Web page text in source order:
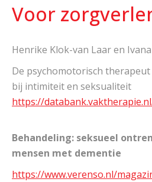
Voor
Henrike Klok-van Laar en
De psychomotorisch
bij intimiteit en seksualiteit
https://
Behandeling: seksueel
mensen met dementie
https://www.verenso.nl/